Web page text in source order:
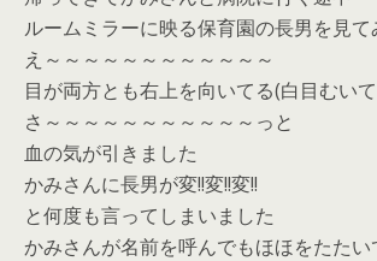
ルームミラーに映る保育園の長男を見て
え～～～～～～～～～～～～
目が両方とも右上を向いてる(白目むいて
さ～～～～～～～～～～～っと
血の気が引きました
かみさんに長男が変!!変!!変!!
と何度も言ってしまいました
かみさんが名前を呼んでもほほをたた